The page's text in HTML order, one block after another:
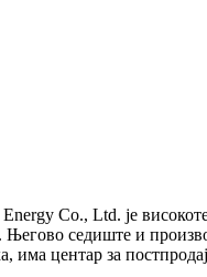
Co., Ltd. је
Његово седиште и
има центар за